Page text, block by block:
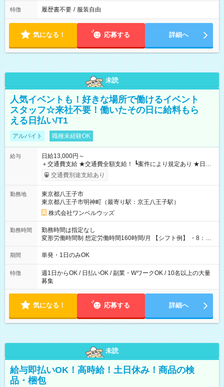
特徴 履歴書不要 / 服装自由
気になる！ 応募する 詳細へ
未読
人気イベントも！好きな場所で働けるイベント
スタッフ☆来社不要！働いたその日に給料もら
える日払い/T1
アルバイト 職種未経験OK
給与
日給13,000円～
＋交通費支給 ★交通費全額支給！ ┗案件により規定あり ★日払
いOK！（規定あり） ┗働いたその日に現金GET♪ お仕事後はコ
ンビニATMから 日払い分を引き落とせます！ 【試用期間】試
交通費別途支給あり
勤務地
東京都八王子市
東京都八王子市明神町（最寄り駅：京王八王子駅）
株式会社ワンベルウッズ
勤務時間
勤務時間は指定なし
変形労働時間制 想定労働時間160時間/月 【シフト例】 ・8：00
～21：00
期間 単発・1日のみOK
特徴
週1日からOK / 日払いOK / 副業・WワークOK / 10名以上の大量
募集
気になる！ 応募する 詳細へ
未読
給与即払いOK！高時給！土日休み！商品の検
品・梱包